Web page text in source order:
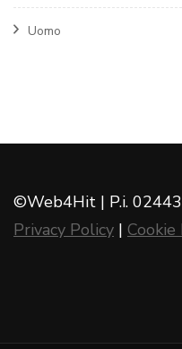
Uomo
©Web4Hit | P.i.
Privacy Policy | Cookie